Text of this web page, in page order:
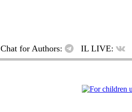
Chat for Authors: IL LIVE: